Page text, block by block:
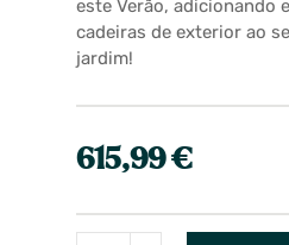
este Verão, adicionando
cadeiras de exterior ao
jardim!
615,99 €